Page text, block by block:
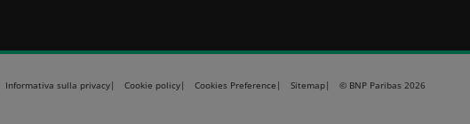
Informativa sulla privacy Cookie policy Cookies Preference Sitemap © BNP Paribas 2026